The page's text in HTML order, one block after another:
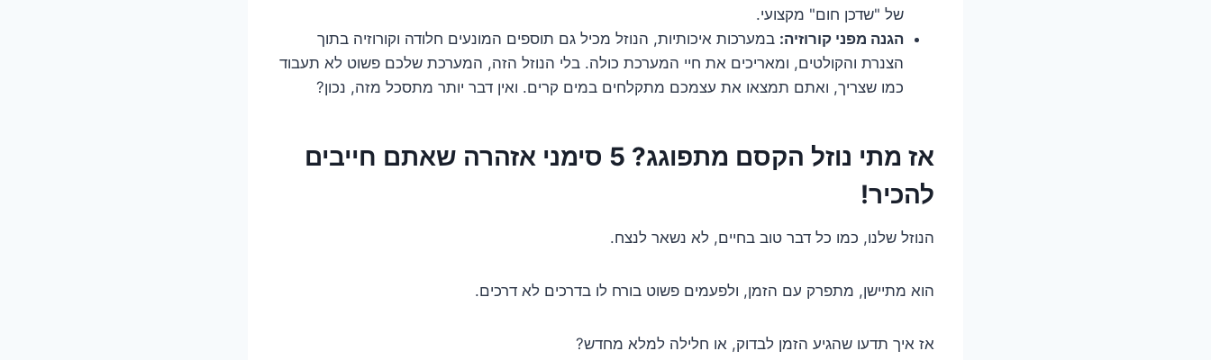
של "שדכן חום" מקצועי.
הגנה מפני קורוזיה: במערכות איכותיות, הנוזל מכיל גם תוספים המונעים חלודה וקורוזיה בתוך
הצנרת והקולטים, ומאריכים את חיי המערכת כולה. בלי הנוזל הזה, המערכת שלכם פשוט לא תעבוד
כמו שצריך, ואתם תמצאו את עצמכם מתקלחים במים קרים. ואין דבר יותר מתסכל מזה, נכון?
אז מתי נוזל הקסם מתפוגג? 5 סימני אזהרה שאתם חייבים
להכיר!
הנוזל שלנו, כמו כל דבר טוב בחיים, לא נשאר לנצח.
הוא מתיישן, מתפרק עם הזמן, ולפעמים פשוט בורח לו בדרכים לא דרכים.
אז איך תדעו שהגיע הזמן לבדוק, או חלילה למלא מחדש?